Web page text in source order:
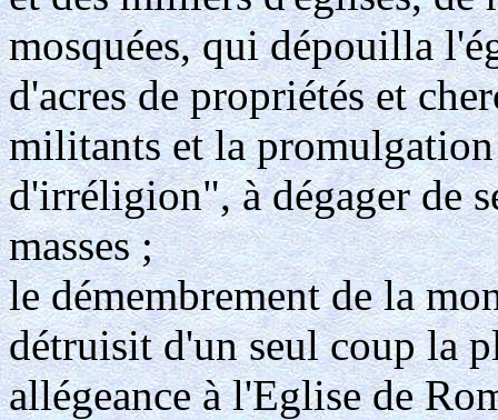
mosquées, qui dépouilla
d'acres de propriétés et
militants et la
d'irréligion", à dégager de
masses ;
le démembrement de la
détruisit d'un seul coup la
allégeance à l'Eglise de